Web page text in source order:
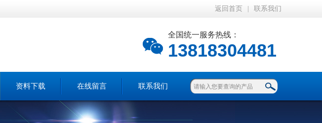
返回首页 联系我们
全国统一服务热线：
13818304481
资料下载 在线留言 联系我们